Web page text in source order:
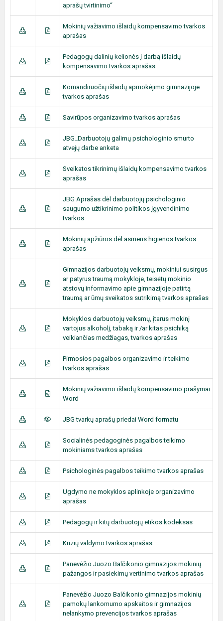
aprašų tvirtinimo“
Mokinių važiavimo išlaidų kompensavimo tvarkos
aprašas
Pedagogų dalinių kelionės į darbą išlaidų
kompensavimo tvarkos aprašas
Komandiruočių išlaidų apmokėjimo gimnazijoje
tvarkos aprašas
Savirūpos organizavimo tvarkos aprašas
JBG_Darbuotojų galimų psichologinio smurto
atvejų darbe anketa
Sveikatos tikrinimų išlaidų kompensavimo tvarkos
aprašas
JBG Aprašas dėl darbuotojų psichologinio
saugumo užtikrinimo politikos įgyvendinimo
tvarkos
Mokinių apžiūros dėl asmens higienos tvarkos
aprašas
Gimnazijos darbuotojų veiksmų, mokiniui susirgus
ar patyrus traumą mokykloje, teisėtų mokinio
atstovų informavimo apie gimnazijoje patirtą
traumą ar ūmų sveikatos sutrikimą tvarkos aprašas
Mokyklos darbuotojų veiksmų, įtarus mokinį
vartojus alkoholį, tabaką ir /ar kitas psichiką
veikiančias medžiagas, tvarkos aprašas
Pirmosios pagalbos organizavimo ir teikimo
tvarkos aprašas
Mokinių važiavimo išlaidų kompensavimo prašymai
Word
JBG tvarkų aprašų priedai Word formatu
Socialinės pedagoginės pagalbos teikimo
mokiniams tvarkos aprašas
Psichologinės pagalbos teikimo tvarkos aprašas
Ugdymo ne mokyklos aplinkoje organizavimo
aprašas
Pedagogų ir kitų darbuotojų etikos kodeksas
Krizių valdymo tvarkos aprašas
Panevėžio Juozo Balčikonio gimnazijos mokinių
pažangos ir pasiekimų vertinimo tvarkos aprašas
Panevėžio Juozo Balčikonio gimnazijos mokinių
pamokų lankomumo apskaitos ir gimnazijos
nelankymo prevencijos tvarkos aprašas